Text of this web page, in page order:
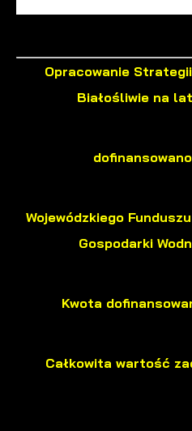
Opracowanie
Białośliwie na
Wojewódzkiego
Gospodarki
Kwota
Całkowita wartość